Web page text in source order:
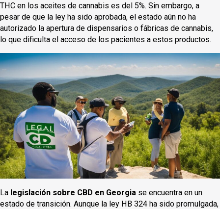
THC en los aceites de cannabis es del 5%. Sin embargo, a
pesar de que la ley ha sido aprobada, el estado aún no ha
autorizado la apertura de dispensarios o fábricas de cannabis,
lo que dificulta el acceso de los pacientes a estos productos.
La legislación sobre CBD en Georgia se encuentra en un
estado de transición. Aunque la ley HB 324 ha sido promulgada,